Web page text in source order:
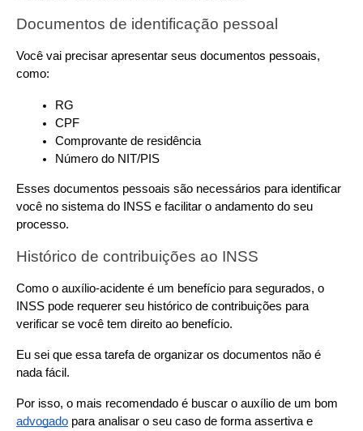
Documentos de identificação pessoal
Você vai precisar apresentar seus documentos pessoais,
como:
RG
CPF
Comprovante de residência
Número do NIT/PIS
Esses documentos pessoais são necessários para identificar
você no sistema do INSS e facilitar o andamento do seu
processo.
Histórico de contribuições ao INSS
Como o auxílio-acidente é um benefício para segurados, o
INSS pode requerer seu histórico de contribuições para
verificar se você tem direito ao benefício.
Eu sei que essa tarefa de organizar os documentos não é
nada fácil.
advogado para analisar o seu caso de forma assertiva e